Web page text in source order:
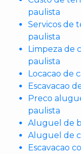
paulista
Servicos de
paulista
Limpeza de
paulista
Locacao de
Escavacao
Preco
paulista
Aluguel de
Aluguel de
Escavacao